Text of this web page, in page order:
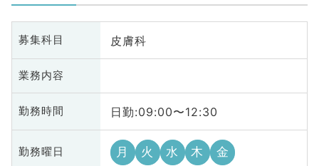
募集科目 皮膚科
業務内容
勤務時間 日勤:09:00〜12:30
勤務曜日 月 火 水 木 金